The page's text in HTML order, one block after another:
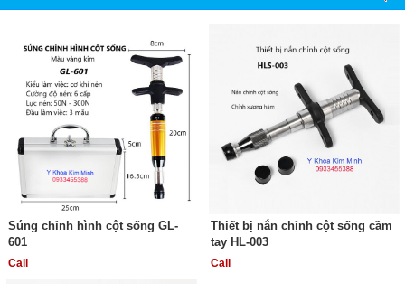
Súng chỉnh hình cột sống GL-
601
Call
Thiết bị nắn chỉnh cột sống cầm
tay HL-003
Call